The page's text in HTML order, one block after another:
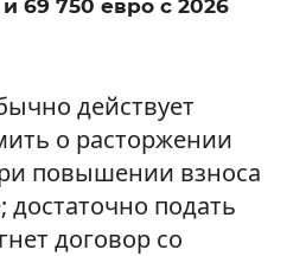
69 750 евро с 2026
действует
о расторжении
повышении взноса
достаточно подать
договор со